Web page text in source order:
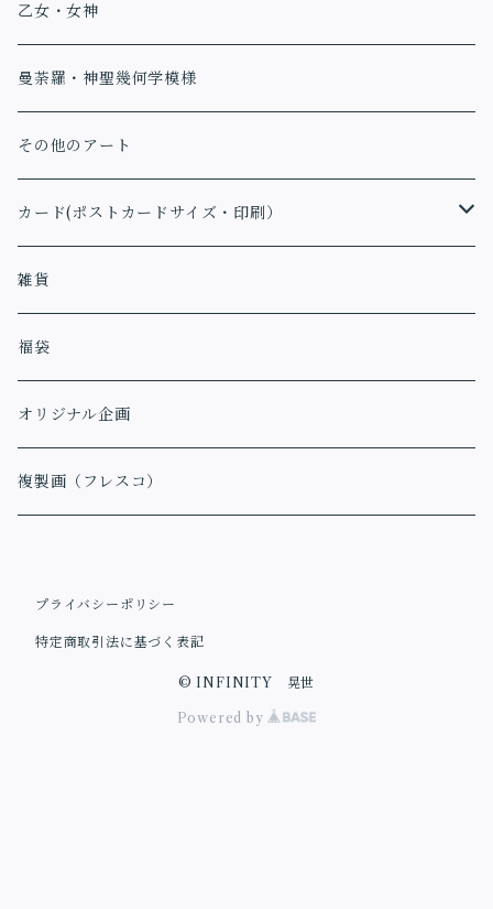
乙女・女神
曼荼羅・神聖幾何学模様
その他のアート
カード(ポストカードサイズ・印刷）
アファメーションカード
雑貨
福袋
オリジナル企画
複製画（フレスコ）
プライバシーポリシー
特定商取引法に基づく表記
© INFINITY 晃世
Powered by